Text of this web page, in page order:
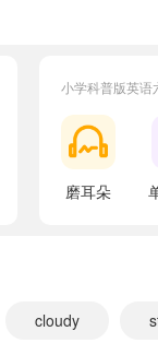
小学科普版英语
磨耳朵
cloudy